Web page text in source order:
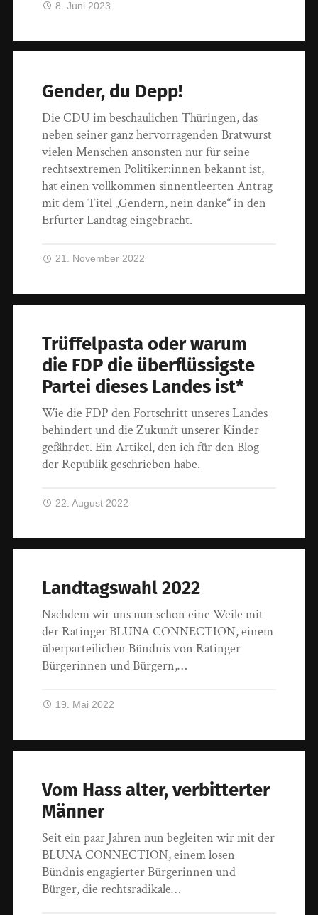
8. Juni 2023
Gender, du Depp!
Die CDU im beschaulichen Thüringen, das
neben seiner ganz hervorragenden Bratwurst
vielen Menschen ansonsten nur für seine
rechtsextremen Politiker:innen bekannt ist,
hat einen vollkommen sinnentleerten Antrag
mit dem Titel „Gendern, nein danke“ in den
Erfurter Landtag eingebracht.
21. November 2022
Trüffelpasta oder warum
die FDP die überflüssigste
Partei dieses Landes ist*
Wie die FDP den Fortschritt unseres Landes
behindert und die Zukunft unserer Kinder
gefährdet. Ein Artikel, den ich für den Blog
der Republik geschrieben habe.
22. August 2022
Landtagswahl 2022
Nachdem wir uns nun schon eine Weile mit
der Ratinger BLUNA CONNECTION, einem
überparteilichen Bündnis von Ratinger
Bürgerinnen und Bürgern,…
19. Mai 2022
Vom Hass alter, verbitterter
Männer
Seit ein paar Jahren nun begleiten wir mit der
BLUNA CONNECTION, einem losen
Bündnis engagierter Bürgerinnen und
Bürger, die rechtsradikale…